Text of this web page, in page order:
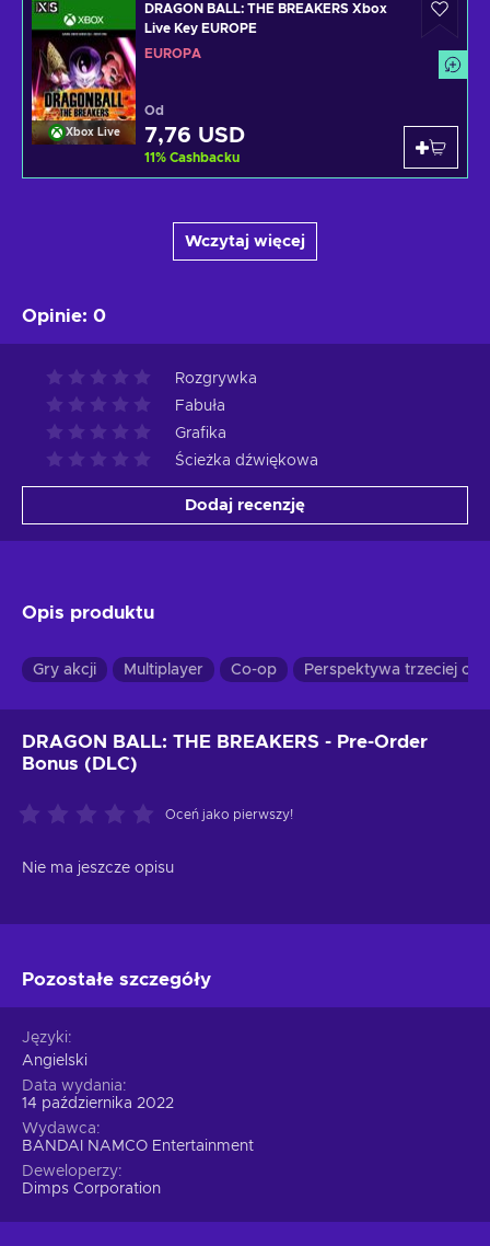
Xbox Live
DRAGON BALL: THE BREAKERS Xbox
Live Key EUROPE
EUROPA
Od
7,76 USD
11% Cashbacku
Wczytaj więcej
Opinie: 0
Rozgrywka
Fabuła
Grafika
Ścieżka dźwiękowa
Dodaj recenzję
Opis produktu
Gry akcji Multiplayer Co-op Perspektywa trzeciej
DRAGON BALL: THE BREAKERS - Pre-Order
Bonus (DLC)
Oceń jako pierwszy!
Nie ma jeszcze opisu
Pozostałe szczegóły
Języki
Angielski
Data wydania
14 października 2022
Wydawca
BANDAI NAMCO Entertainment
Deweloperzy
Dimps Corporation